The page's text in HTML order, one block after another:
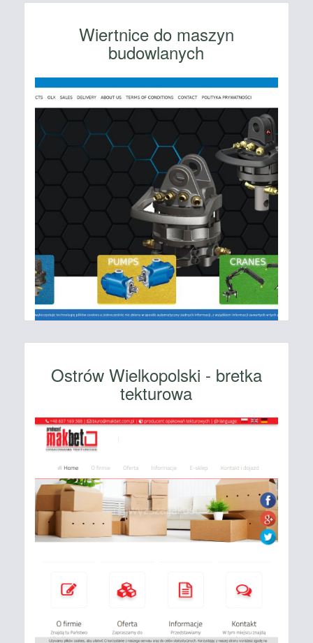
Wiertnice do maszyn
budowlanych
Ostrów Wielkopolski - bretka
tekturowa